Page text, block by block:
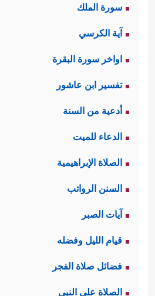
سورة الملك
آية الكرسي
اواخر سورة البقرة
تفسير ابن عاشور
أدعية من السنة
الدعاء للميت
الصلاة الإبراهيمية
السنن الرواتب
آيات الصبر
قيام الليل وفضله
فضائل صلاة الفجر
الصلاة على النبي